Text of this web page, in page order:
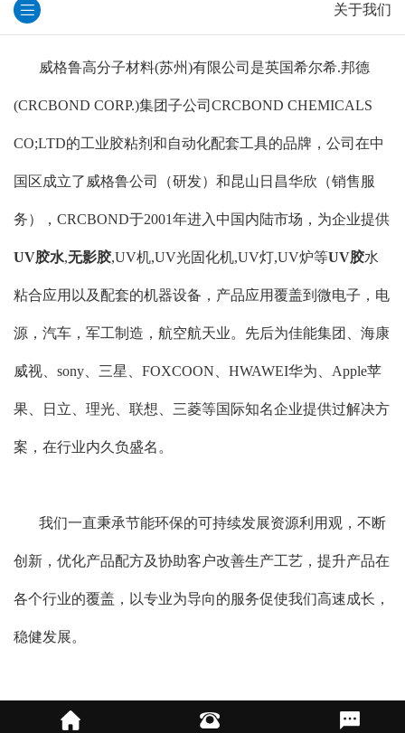
关于我们
威格鲁高分子材料(苏州)有限公司是英国希尔希.邦德
(CRCBOND CORP.)集团子公司CRCBOND CHEMICALS
CO;LTD的工业胶粘剂和自动化配套工具的品牌，公司在中
国区成立了威格鲁公司（研发）和昆山日昌华欣（销售服
务），CRCBOND于2001年进入中国内陆市场，为企业提供
UV胶水,无影胶,UV机,UV光固化机,UV灯,UV炉等UV胶水
粘合应用以及配套的机器设备，产品应用覆盖到微电子，电
源，汽车，军工制造，航空航天业。先后为佳能集团、海康
威视、sony、三星、FOXCOON、HWAWEI华为、Apple苹
果、日立、理光、联想、三菱等国际知名企业提供过解决方
案，在行业内久负盛名。
我们一直秉承节能环保的可持续发展资源利用观，不断
创新，优化产品配方及协助客户改善生产工艺，提升产品在
各个行业的覆盖，以专业为导向的服务促使我们高速成长，
稳健发展。
除了自身新技术的探索发展，也积极与国内一些知名科